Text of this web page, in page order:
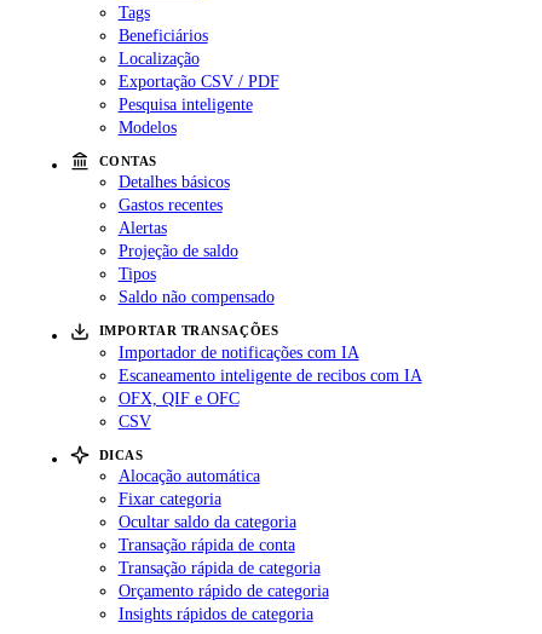
Tags
Beneficiários
Localização
Exportação CSV / PDF
Pesquisa inteligente
Modelos
CONTAS
Detalhes básicos
Gastos recentes
Alertas
Projeção de saldo
Tipos
Saldo não compensado
IMPORTAR TRANSAÇÕES
Importador de notificações com IA
Escaneamento inteligente de recibos com IA
OFX, QIF e OFC
CSV
DICAS
Alocação automática
Fixar categoria
Ocultar saldo da categoria
Transação rápida de conta
Transação rápida de categoria
Orçamento rápido de categoria
Insights rápidos de categoria